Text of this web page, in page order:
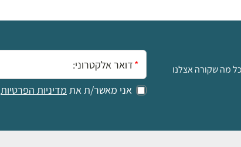
מה שקורה אצלנו
אימייל:
אני מאשר/ת את מדיניות הפרטיות